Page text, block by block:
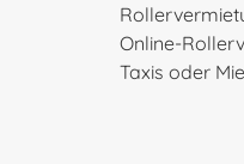
Online-
Taxis oder